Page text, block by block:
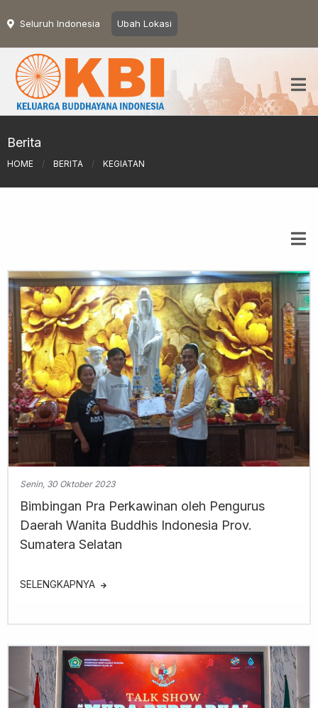
Seluruh Indonesia Ubah Lokasi
Berita
HOME / BERITA / KEGIATAN
Senin, 30 Oktober 2023
Bimbingan Pra Perkawinan oleh Pengurus
Daerah Wanita Buddhis Indonesia Prov.
Sumatera Selatan
SELENGKAPNYA